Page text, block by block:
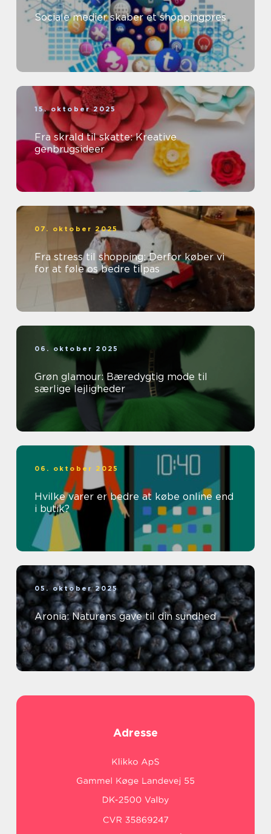
Sociale medier skaber et shoppingpres
15. oktober 2025
Fra skrald til skatte: Kreative
genbrugsideer
07. oktober 2025
Fra stress til shopping: Derfor køber vi
for at føle os bedre tilpas
06. oktober 2025
Grøn glamour: Bæredygtig mode til
særlige lejligheder
06. oktober 2025
Hvilke varer er bedre at købe online end
i butik?
05. oktober 2025
Aronia: Naturens gave til din sundhed
Adresse